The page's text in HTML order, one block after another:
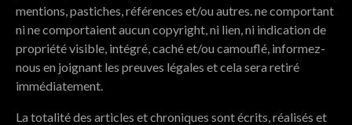
mentions, pastiches, références et/ou autres. ne comportant
ni ne comportaient aucun copyright, ni lien, ni indication de
propriété visible, intégré, caché et/ou camouflé, informez-
nous en joignant les preuves légales et cela sera retiré
immédiatement.
La totalité des articles et chroniques sont écrits, réalisés et